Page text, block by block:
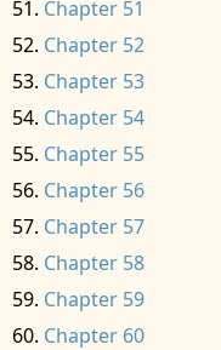
Chapter 51
Chapter 52
Chapter 53
Chapter 54
Chapter 55
Chapter 56
Chapter 57
Chapter 58
Chapter 59
Chapter 60